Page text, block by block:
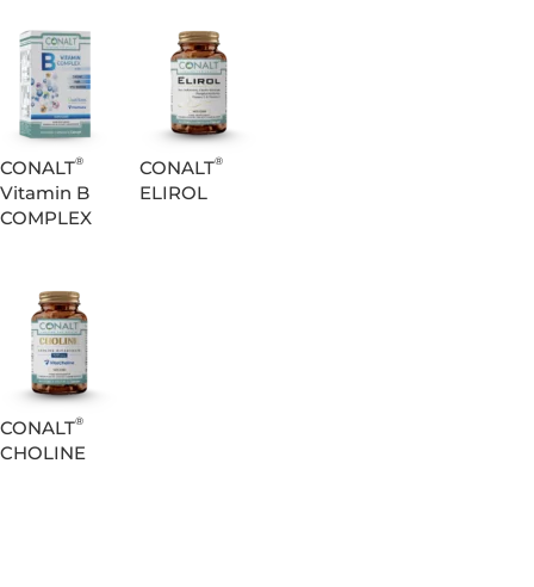
CONALT®
Vitamin B
COMPLEX
CONALT®
ELIROL
CONALT®
CHOLINE